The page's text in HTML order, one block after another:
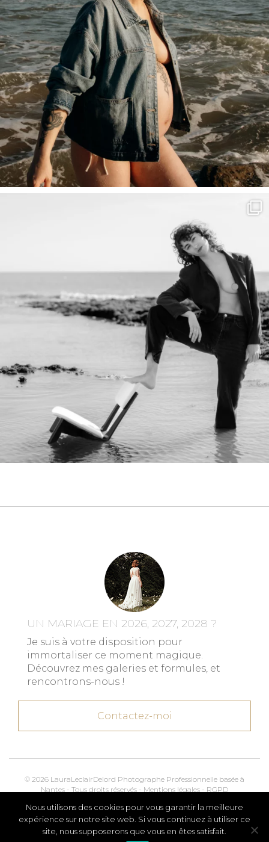
UN MARIAGE EN 2026, 2027, 2028 ?
Je suis à votre disposition pour
immortaliser ce moment magique.
Découvrez mes galeries et formules, et
rencontrons-nous !
Contactez-moi
© 2026 LauraLeclairDelord Photographe Professionnelle basée à
Nantes - Tous droits réservés - Mentions légales - RGPD
Kroox.ioMarketing, Creative & Digital
Nous utilisons des cookies pour vous garantir la meilleure
expérience sur notre site web. Si vous continuez à utiliser ce
site, nous supposerons que vous en êtes satisfait.